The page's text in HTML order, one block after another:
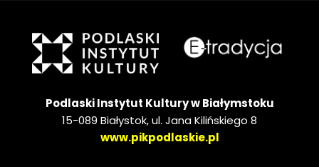
Podlaski Instytut Kultury w Białymstoku
15-089 Białystok, ul. Jana Kilińskiego 8
www.pikpodlaskie.pl